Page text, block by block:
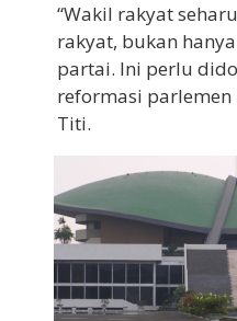
“Wakil rakyat
rakyat, bukan
partai. Ini perlu
reformasi parlemen
Titi.